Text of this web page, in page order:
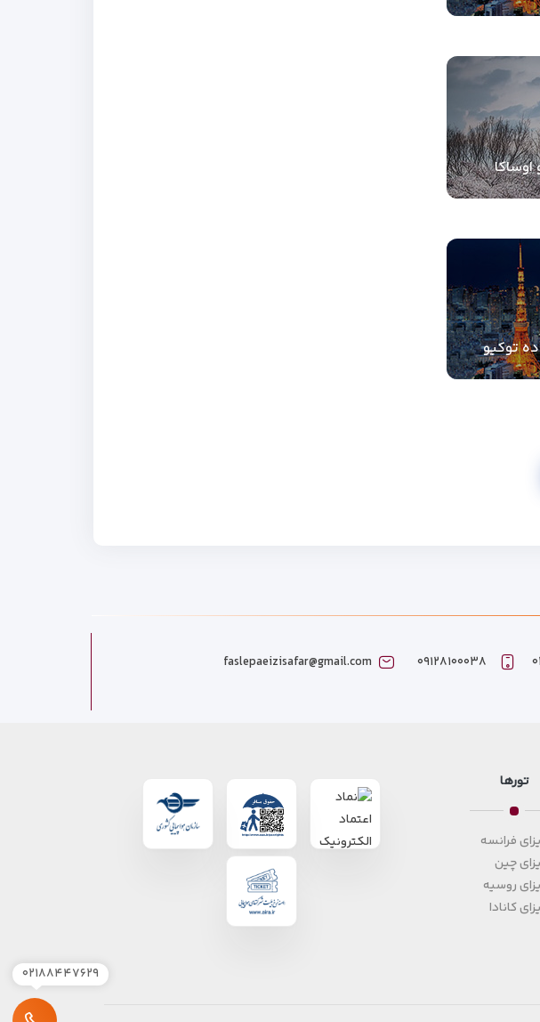
۰۹۱۲۸۱۰۰۰۳۸ faslepaeizisafar@gmail.com
تورها
فرانسه
چین
روسیه
کانادا
۰۲۱۸۸۴۴۷۶۲۹